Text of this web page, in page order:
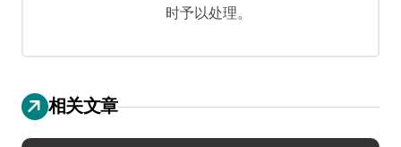
时予以处理。
相关文章